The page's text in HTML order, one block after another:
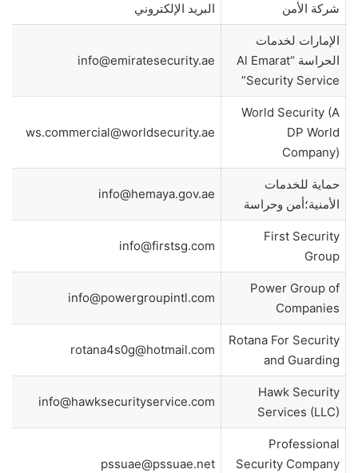
شركة الأمن البريد الإلكتروني
الإمارات لخدمات
الحراسة “Al Emarat
Security Service”
info@emiratesecurity.ae
World Security (A
DP World
Company)
ws.commercial@worldsecurity.ae
حماية للخدمات
الأمنية؛أمن وحراسة
info@hemaya.gov.ae
First Security
Group
info@firstsg.com
Power Group of
Companies
info@powergroupintl.com
Rotana For Security
and Guarding
rotana4s0g@hotmail.com
Hawk Security
Services (LLC)
info@hawksecurityservice.com
Professional
Security Company
pssuae@pssuae.net